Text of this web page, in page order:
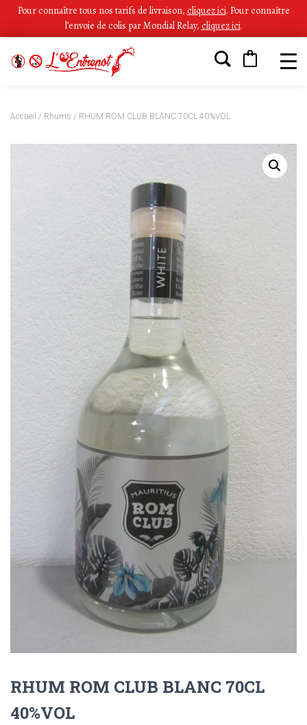
Pour connaître tous nos tarifs de livraison, cliquez ici. Pour connaître
l’envoie de colis par Mondial Relay, cliquez ici.
Accueil / Rhums / RHUM ROM CLUB BLANC 70CL 40%VOL
RHUM ROM CLUB BLANC 70CL
40%VOL